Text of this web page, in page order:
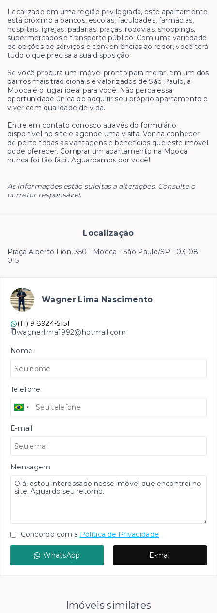
Localizado em uma região privilegiada, este apartamento
está próximo a bancos, escolas, faculdades, farmácias,
hospitais, igrejas, padarias, praças, rodovias, shoppings,
supermercados e transporte público. Com uma variedade
de opções de serviços e conveniências ao redor, você terá
tudo o que precisa a sua disposição.
Se você procura um imóvel pronto para morar, em um dos
bairros mais tradicionais e valorizados de São Paulo, a
Mooca é o lugar ideal para você. Não perca essa
oportunidade única de adquirir seu próprio apartamento e
viver com qualidade de vida.
Entre em contato conosco através do formulário
disponível no site e agende uma visita. Venha conhecer
de perto todas as vantagens e benefícios que este imóvel
pode oferecer. Comprar um apartamento na Mooca
nunca foi tão fácil. Aguardamos por você!
As informações estão sujeitas a alterações. Consulte o
corretor responsável.
Localização
Praça Alberto Lion, 350 - Mooca - São Paulo/SP - 03108-
015
Wagner Lima Nascimento
(11) 9 8924-5151
wagnerlima1992@hotmail.com
Nome
Telefone
E-mail
Mensagem
Concordo com a Política de Privacidade
WhatsApp E-mail
Imóveis similares